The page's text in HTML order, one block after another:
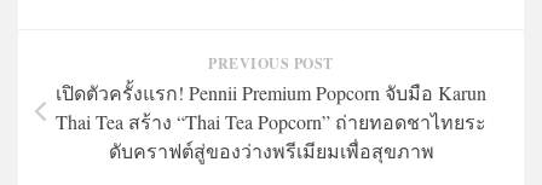
PREVIOUS POST
เปิดตัวครั้งแรก! Pennii Premium Popcorn จับมือ Karun
Thai Tea สร้าง “Thai Tea Popcorn” ถ่ายทอดชาไทยระ
ดับคราฟต์สู่ของว่างพรีเมียมเพื่อสุขภาพ